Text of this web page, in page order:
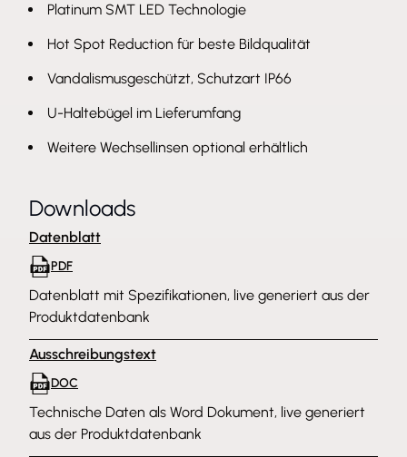
Platinum SMT LED Technologie
Hot Spot Reduction für beste Bildqualität
Vandalismusgeschützt, Schutzart IP66
U-Haltebügel im Lieferumfang
Weitere Wechsellinsen optional erhältlich
Downloads
Datenblatt
PDF
Datenblatt mit Spezifikationen, live generiert aus der
Produktdatenbank
Ausschreibungstext
DOC
Technische Daten als Word Dokument, live generiert
aus der Produktdatenbank